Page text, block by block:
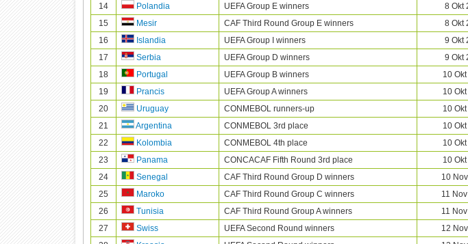
14
Polandia UEFA Group E winners 8 Okt
15
Mesir CAF Third Round Group E winners 8 Okt
16
Islandia UEFA Group I winners 9 Okt
17
Serbia UEFA Group D winners 9 Okt
18
Portugal UEFA Group B winners 10
19
Prancis UEFA Group A winners 10
20
Uruguay CONMEBOL runners-up 10
21
Argentina CONMEBOL 3rd place 10
22
Kolombia CONMEBOL 4th place 10
23
Panama CONCACAF Fifth Round 3rd place 10
24
Senegal CAF Third Round Group D winners 10
25
Maroko CAF Third Round Group C winners 11
26
Tunisia CAF Third Round Group A winners 11
27
Swiss UEFA Second Round winners 12